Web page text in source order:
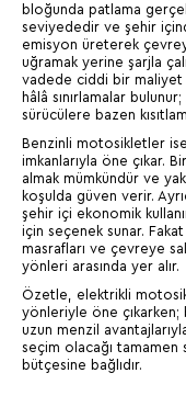
bloğunda patlama
seviyededir ve şehir
emisyon üreterek
uğramak yerine şarjla
vadede ciddi bir maliyet
hâlâ sınırlamalar
sürücülere bazen
Benzinli motosikletler
imkanlarıyla öne çıkar.
almak mümkündür ve
koşulda güven verir.
şehir içi ekonomik
için seçenek sunar. Fakat
masrafları ve çevreye
yönleri arasında yer alır.
Özetle, elektrikli
yönleriyle öne
uzun menzil
seçim olacağı tamamen
bütçesine bağlıdır.